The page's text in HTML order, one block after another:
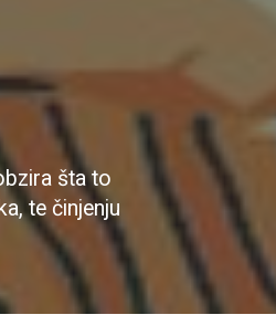
šta to
te činjenju